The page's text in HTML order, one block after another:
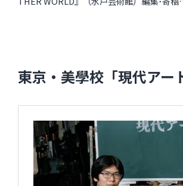
東京・美學校「現代アー